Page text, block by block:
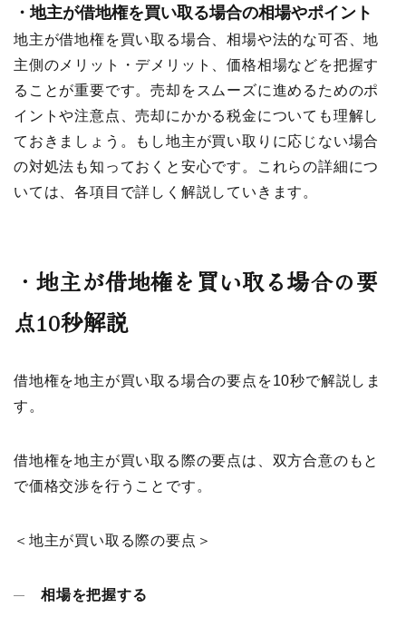
・地主が借地権を買い取る場合の相場やポイント
地主が借地権を買い取る場合、相場や法的な可否、地
主側のメリット・デメリット、価格相場などを把握す
ることが重要です。売却をスムーズに進めるためのポ
イントや注意点、売却にかかる税金についても理解し
ておきましょう。もし地主が買い取りに応じない場合
の対処法も知っておくと安心です。これらの詳細につ
いては、各項目で詳しく解説していきます。
・地主が借地権を買い取る場合の要
点10秒解説
借地権を地主が買い取る場合の要点を10秒で解説しま
す。
借地権を地主が買い取る際の要点は、双方合意のもと
で価格交渉を行うことです。
＜地主が買い取る際の要点＞
相場を把握する